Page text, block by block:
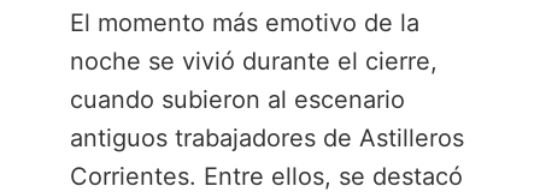
El momento más emotivo de la
noche se vivió durante el cierre,
cuando subieron al escenario
antiguos trabajadores de Astilleros
Corrientes. Entre ellos, se destacó